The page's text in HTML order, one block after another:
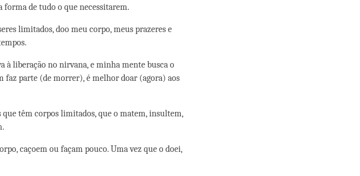
forma de tudo o que necessitarem.
limitados, doo meu corpo, meus prazeres e
à liberação no nirvana, e minha mente busca o
faz parte (de morrer), é melhor doar (agora) aos
que têm corpos limitados, que o matem, insultem,
caçoem ou façam pouco. Uma vez que o doei,